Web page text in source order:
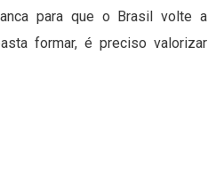
para que o Brasil volte a
formar, é preciso valorizar